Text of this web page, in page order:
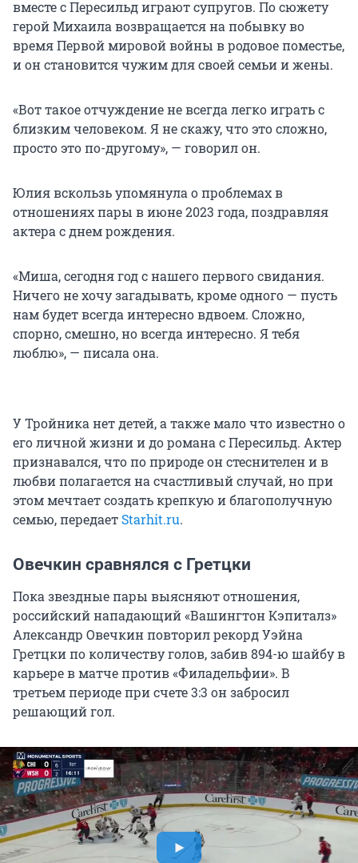
вместе с Пересильд играют супругов. По сюжету
герой Михаила возвращается на побывку во
время Первой мировой войны в родовое поместье,
и он становится чужим для своей семьи и жены.
«Вот такое отчуждение не всегда легко играть с
близким человеком. Я не скажу, что это сложно,
просто это по-другому», — говорил он.
Юлия вскользь упомянула о проблемах в
отношениях пары в июне 2023 года, поздравляя
актера с днем рождения.
«Миша, сегодня год с нашего первого свидания.
Ничего не хочу загадывать, кроме одного — пусть
нам будет всегда интересно вдвоем. Сложно,
спорно, смешно, но всегда интересно. Я тебя
люблю», — писала она.
У Тройника нет детей, а также мало что известно о
его личной жизни и до романа с Пересильд. Актер
признавался, что по природе он стеснителен и в
любви полагается на счастливый случай, но при
этом мечтает создать крепкую и благополучную
семью, передает Starhit.ru.
Овечкин сравнялся с Гретцки
Пока звездные пары выясняют отношения,
российский нападающий «Вашингтон Кэпиталз»
Александр Овечкин повторил рекорд Уэйна
Гретцки по количеству голов, забив 894-ю шайбу в
карьере в матче против «Филадельфии». В
третьем периоде при счете 3:3 он забросил
решающий гол.